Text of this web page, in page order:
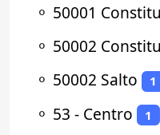
⚬ 50001
⚬ 50002
⚬ 50002 Salto 1
⚬ 53 - Centro 1